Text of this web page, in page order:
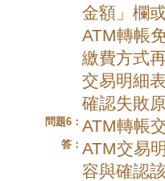
金額」欄
ATM轉帳
繳費方式
交易明細
確認失敗
問題6： ATM轉帳
答： ATM交易
容與確認